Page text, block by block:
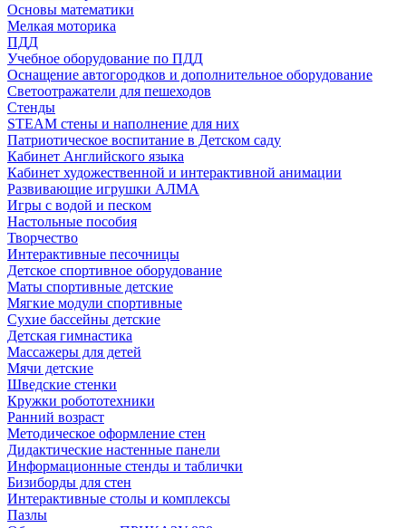
Основы математики
Мелкая моторика
ПДД
Учебное оборудование по ПДД
Оснащение автогородков и дополнительное оборудование
Светоотражатели для пешеходов
Стенды
STEAM стены и наполнение для них
Патриотическое воспитание в Детском саду
Кабинет Английского языка
Кабинет художественной и интерактивной анимации
Развивающие игрушки АЛМА
Игры с водой и песком
Настольные пособия
Творчество
Интерактивные песочницы
Детское спортивное оборудование
Маты спортивные детские
Мягкие модули спортивные
Сухие бассейны детские
Детская гимнастика
Массажеры для детей
Мячи детские
Шведские стенки
Кружки робототехники
Ранний возраст
Методическое оформление стен
Дидактические настенные панели
Информационные стенды и таблички
Бизиборды для стен
Интерактивные столы и комплексы
Пазлы